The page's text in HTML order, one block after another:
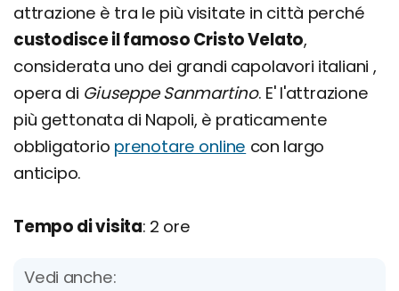
attrazione è tra le più visitate in città perché
custodisce il famoso Cristo Velato,
considerata uno dei grandi capolavori italiani ,
opera di Giuseppe Sanmartino. E' l'attrazione
più gettonata di Napoli, è praticamente
obbligatorio prenotare online con largo
anticipo.
Tempo di visita: 2 ore
Vedi anche: